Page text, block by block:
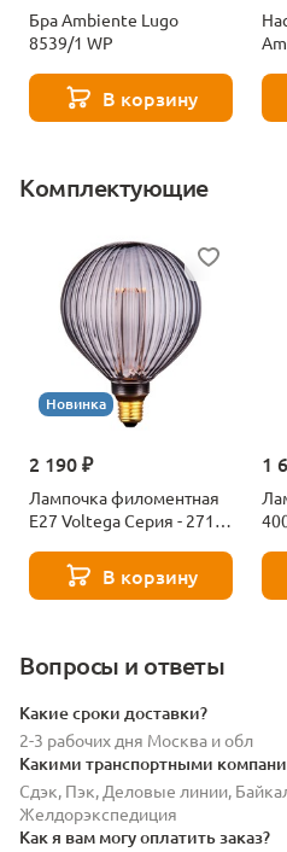
Бра Ambiente Lugo
8539/1 WP
В корзину
Комплектующие
Новинка
2 190 ₽
Лампочка филоментная
Е27 Voltega Серия - 271
В корзину
1
Вопросы и ответы
Какие сроки доставки?
2-3 рабочих дня Москва и обл
Какими транспортными
Сдэк, Пэк, Деловые линии,
Желдорэкспедиция
Как я вам могу оплатить заказ?